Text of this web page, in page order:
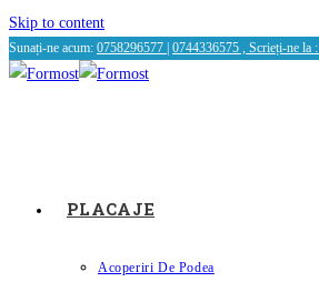
Skip to content
Sunați-ne acum: 0758296577 0744336575 , Scrieți-ne la :
PLACAJE
Acoperiri De Podea